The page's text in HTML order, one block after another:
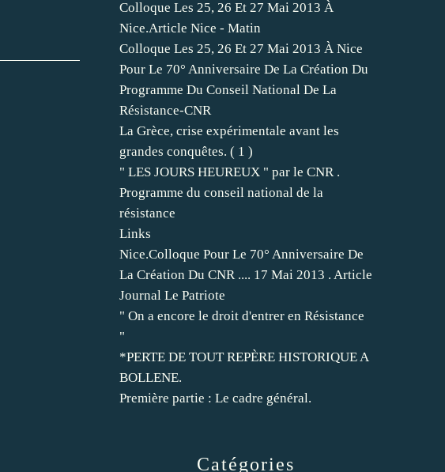
Catégories
Colloque Les 25, 26 Et 27 Mai 2013 À
Nice.Article Nice - Matin
Colloque Les 25, 26 Et 27 Mai 2013 À Nice
Pour Le 70° Anniversaire De La Création Du
Programme Du Conseil National De La
Résistance-CNR
La Grèce, crise expérimentale avant les
grandes conquêtes. ( 1 )
" LES JOURS HEUREUX " par le CNR .
Programme du conseil national de la
résistance
Links
Nice.Colloque Pour Le 70° Anniversaire De
La Création Du CNR .... 17 Mai 2013 . Article
Journal Le Patriote
" On a encore le droit d'entrer en Résistance
"
*PERTE DE TOUT REPÈRE HISTORIQUE A
BOLLENE.
Première partie : Le cadre général.